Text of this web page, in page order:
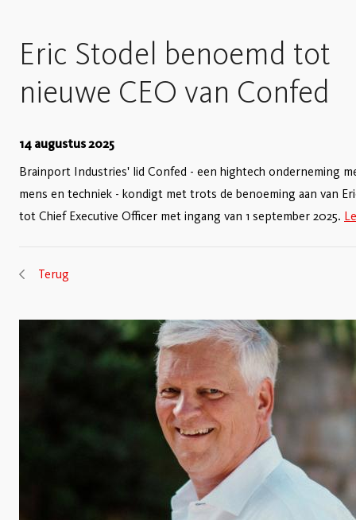
Eric Stodel benoemd tot
nieuwe CEO van Confed
14 augustus 2025
Brainport Industries' lid Confed - een hightech onderneming
mens en techniek - kondigt met trots de benoeming aan van
tot Chief Executive Officer met ingang van 1 september 2025.
Terug